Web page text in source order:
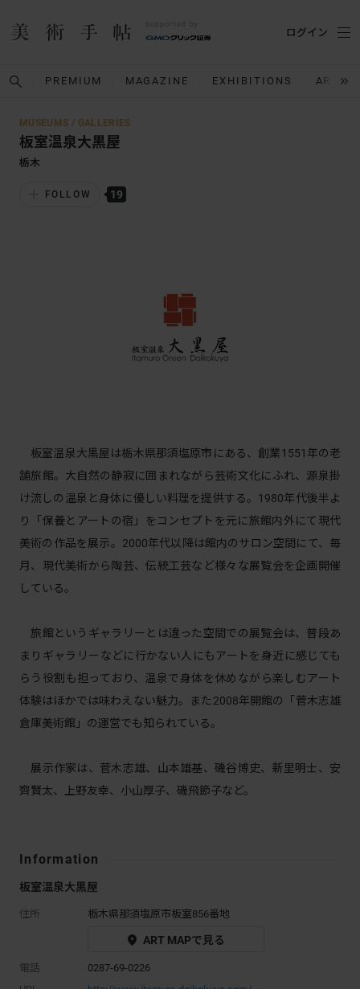
PREMIUM MAGAZINE EXHIBITIONS
ログイン
MUSEUMS / GALLERIES
板室温泉大黒屋
栃木
FOLLOW 19
板室温泉大黒屋は栃木県那須塩原市にある、創業1551年の老
舗旅館。大自然の静寂に囲まれながら芸術文化にふれ、源泉掛
け流しの温泉と身体に優しい料理を提供する。1980年代後半よ
り「保養とアートの宿」をコンセプトを元に旅館内外にて現代
美術の作品を展示。2000年代以降は館内のサロン空間にて、毎
月、現代美術から陶芸、伝統工芸など様々な展覧会を企画開催
している。
旅館というギャラリーとは違った空間での展覧会は、普段あ
まりギャラリーなどに行かない人にもアートを身近に感じても
らう役割も担っており、温泉で身体を休めながら楽しむアート
体験はほかでは味わえない魅力。また2008年開館の「菅木志雄
倉庫美術館」の運営でも知られている。
展示作家は、菅木志雄、山本雄基、磯谷博史、新里明士、安
齊賢太、上野友幸、小山厚子、磯飛節子など。
Information
板室温泉大黒屋
住所 栃木県那須塩原市板室856番地
ART MAPで見る
電話
0287-69-0226